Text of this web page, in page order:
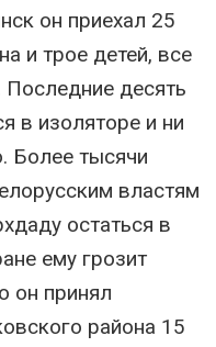
он приехал 25
и трое детей, все
десять
в изоляторе и ни
Более тысячи
властям
остаться в
ему грозит
он принял
района 15